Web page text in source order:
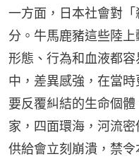
一方面，日本社會對
分。牛馬鹿豬這些陸
形態、行為和血液都
中，差異感強，在當
要反覆糾結的生命個
家，四面環海，河流
供給會立刻崩潰，禁令